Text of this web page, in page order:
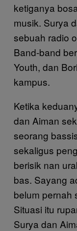
ketiganya
musik. Surya
sebuah radio
Band-band
Youth, dan
kampus.
Ketika
dan Aiman
seorang
sekaligus
berisik nan
bas. Sayang
belum pernah
Situasi itu
Surya dan